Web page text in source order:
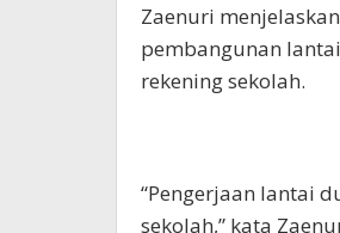
Zaenuri
pembangunan
rekening sekolah.
“Pengerjaan lantai
sekolah,” kata